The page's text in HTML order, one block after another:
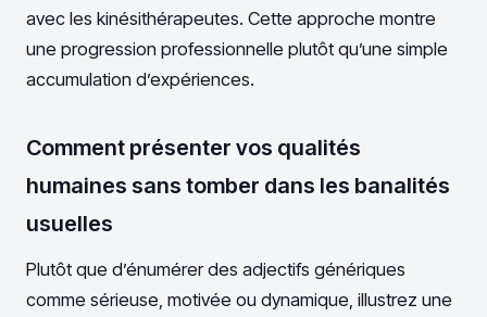
avec les kinésithérapeutes. Cette approche montre
une progression professionnelle plutôt qu’une simple
accumulation d’expériences.
Comment présenter vos qualités
humaines sans tomber dans les banalités
usuelles
Plutôt que d’énumérer des adjectifs génériques
comme sérieuse, motivée ou dynamique, illustrez une